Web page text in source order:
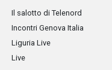
Il salotto di Telenord
Incontri Genova Italia
Liguria Live
Live